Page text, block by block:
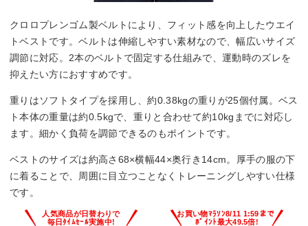
クロロプレンゴム製ベルトにより、フィット感を向上したウエイ
トベストです。ベルトは伸縮しやすい素材なので、幅広いサイズ
調節に対応。2本のベルトで固定する仕組みで、運動時のズレを
抑えたい方におすすめです。
重りはソフトタイプを採用し、約0.38kgの重りが25個付属。ベス
ト本体の重量は約0.5kgで、重りと合わせて約10kgまでに対応し
ます。細かく負荷を調節できるのもポイントです。
ベストのサイズは約高さ68×横幅44×奥行き14cm。厚手の服の下
に着ることで、周囲に目立つことなくトレーニングしやすい仕様
です。